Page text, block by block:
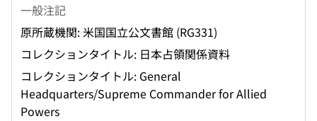
一般注記
原所蔵機関: 米国国立公文書館 (RG331)
コレクションタイトル: 日本占領関係資料
コレクションタイトル: General
Headquarters/Supreme Commander for Allied
Powers